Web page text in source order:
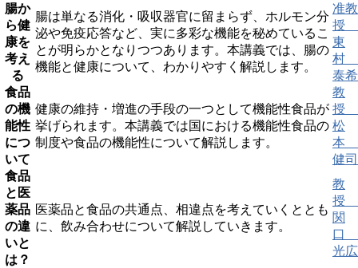
腸か
ら健
康を
考え
る
腸は単なる消化・吸収器官に留まらず、ホルモン分
泌や免疫応答など、実に多彩な機能を秘めているこ
とが明らかとなりつつあります。本講義では、腸の
機能と健康について、わかりやすく解説します。
准教
授
東
村
泰希
食品
の機
能性
につ
いて
健康の維持・増進の手段の一つとして機能性食品が
挙げられます。本講義では国における機能性食品の
制度や食品の機能性について解説します。
教
授
松
本
健司
食品
と医
薬品
の違
いと
は？
医薬品と食品の共通点、相違点を考えていくととも
に、飲み合わせについて解説していきます。
教
授
関
口
光広